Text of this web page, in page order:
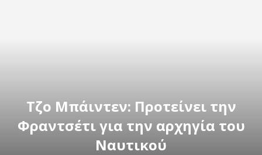
Τζο Μπάιντεν: Προτείνει την
Φραντσέτι για την αρχηγία του
Ναυτικού